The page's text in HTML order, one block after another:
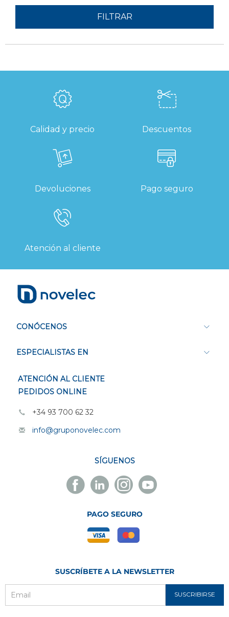
FILTRAR
Calidad y precio Descuentos
Devoluciones Pago seguro
Atención al cliente
CONÓCENOS
ESPECIALISTAS EN
ATENCIÓN AL CLIENTE
PEDIDOS ONLINE
+34 93 700 62 32
info@gruponovelec.com
SÍGUENOS
Facebook
Novelec
Linkedin
Novelec
Instagram
Novelec
Youtube
Novelec
PAGO SEGURO
SUSCRÍBETE A LA NEWSLETTER
SUSCRIBIRSE